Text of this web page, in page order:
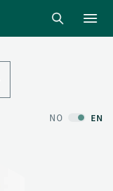
NO EN